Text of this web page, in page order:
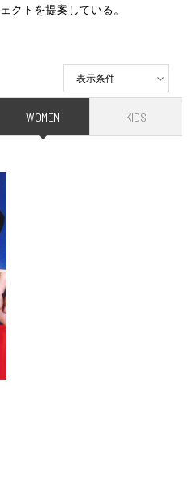
クトを提案している。
表示条件
WOMEN KIDS